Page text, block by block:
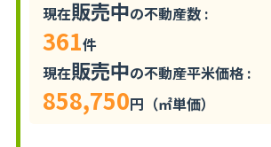
現在販売中の不動産数 :
361件
現在販売中の不動産平米価格 :
858,750円（㎡単価）